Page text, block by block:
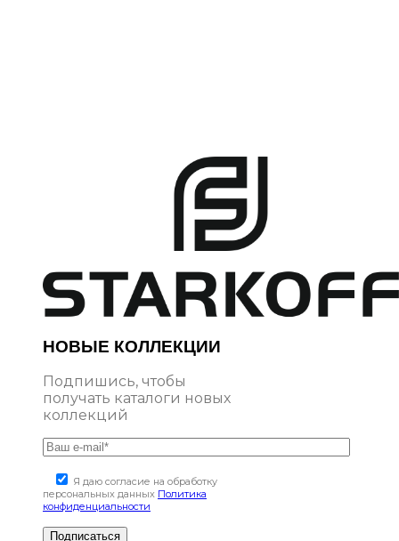
НОВЫЕ КОЛЛЕКЦИИ
Подпишись, чтобы
получать каталоги новых
коллекций
Я даю согласие на обработку
персональных данных Политика
конфиденциальности